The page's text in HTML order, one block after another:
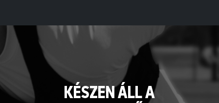
KÉSZEN ÁLL A